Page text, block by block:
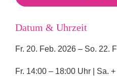
Datum & Uhrzeit
Fr. 20. Feb. 2026 – So. 22.
Fr. 14:00 – 18:00 Uhr | Sa.